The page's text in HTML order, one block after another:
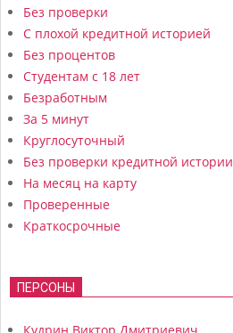
Без проверки
С плохой кредитной историей
Без процентов
Студентам с 18 лет
Безработным
За 5 минут
Круглосуточный
Без проверки кредитной истории
На месяц на карту
Проверенные
Краткосрочные
ПЕРСОНЫ